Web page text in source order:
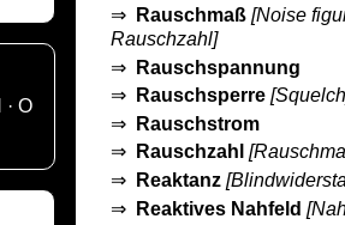
· O
⇒
Rauschmaß [Noise
Rauschzahl]
⇒
Rauschspannung
⇒
Rauschsperre
⇒
Rauschstrom
⇒
Rauschzahl
⇒
Reaktanz
⇒
Reaktives Nahfeld